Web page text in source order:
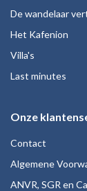
De wandelaar
Het Kafenion
Villa's
Last minutes
Onze
Contact
Algemene
ANVR, SGR en